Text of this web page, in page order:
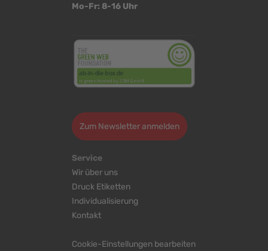
Mo-Fr: 8-16 Uhr
Zum Newsletter anmelden
Service
Wir über uns
Druck Etiketten
Individualisierung
Kontakt
Cookie-Einstellungen bearbeiten